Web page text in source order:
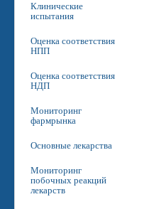
Клинические
испытания
Оценка соответствия
НПП
Оценка соответствия
НДП
Мониторинг
фармрынка
Основные лекарства
Мониторинг
побочных реакций
лекарств